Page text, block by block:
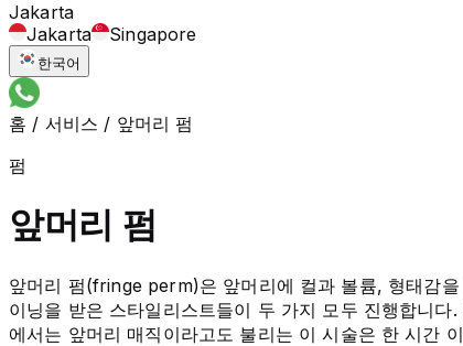
Jakarta
Jakarta
Singapore
한국어
홈 / 서비스 / 앞머리 펌
펌
앞머리 펌
앞머리 펌(fringe perm)은 앞머리에 컬과 볼륨, 형태감
이닝을 받은 스타일리스트들이 두 가지 모두 진행합니
에서는 앞머리 매직이라고도 불리는 이 시술은 한 시간